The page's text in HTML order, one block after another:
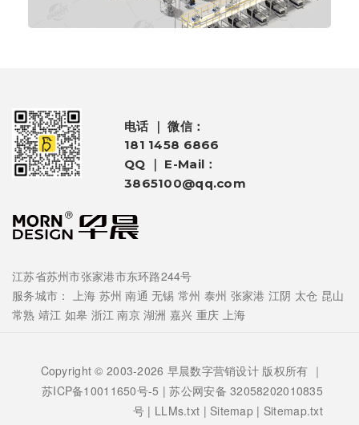
电话 ｜ 微信：
181 1458 6866
QQ ｜ E-Mail：
3865100@qq.com
江苏省苏州市张家港市东环路244号
服务城市：
上海 苏州 南通 无锡 常州 泰州 张家港 江阴 太仓 昆山
常熟 靖江 如皋 浙江 南京 湖洲 嘉兴 重庆 上海
Copyright © 2003-2026 早晨数字营销设计 版权所有 ｜
苏ICP备10011650号-5 | 苏公网安备 32058202010835
号 | LLMs.txt | Sitemap | Sitemap.txt